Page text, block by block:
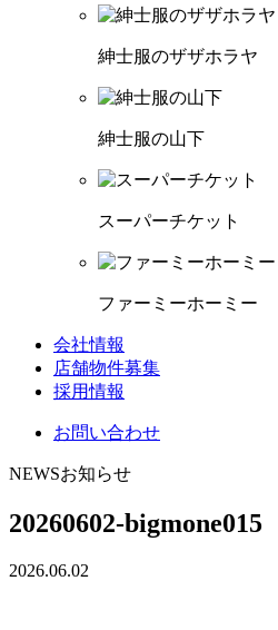
紳士服のザザホラヤ
紳士服の山下
スーパーチケット
ファーミーホーミー
会社情報
店舗物件募集
採用情報
お問い合わせ
NEWSお知らせ
20260602-bigmone015
2026.06.02